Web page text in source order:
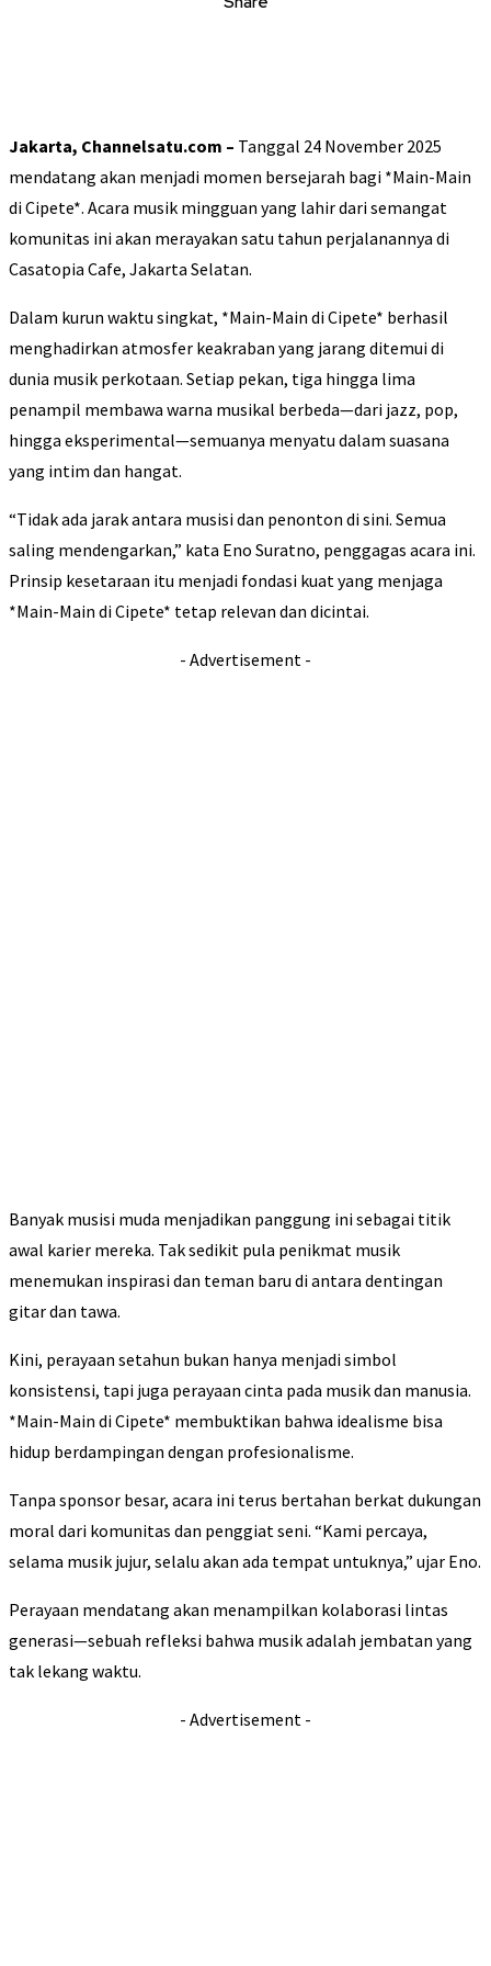
Jakarta, Channelsatu.com – Tanggal 24 November 2025
mendatang akan menjadi momen bersejarah bagi *Main-Main
di Cipete*. Acara musik mingguan yang lahir dari semangat
komunitas ini akan merayakan satu tahun perjalanannya di
Casatopia Cafe, Jakarta Selatan.
Dalam kurun waktu singkat, *Main-Main di Cipete* berhasil
menghadirkan atmosfer keakraban yang jarang ditemui di
dunia musik perkotaan. Setiap pekan, tiga hingga lima
penampil membawa warna musikal berbeda—dari jazz, pop,
hingga eksperimental—semuanya menyatu dalam suasana
yang intim dan hangat.
“Tidak ada jarak antara musisi dan penonton di sini. Semua
saling mendengarkan,” kata Eno Suratno, penggagas acara ini.
Prinsip kesetaraan itu menjadi fondasi kuat yang menjaga
*Main-Main di Cipete* tetap relevan dan dicintai.
- Advertisement -
Banyak musisi muda menjadikan panggung ini sebagai titik
awal karier mereka. Tak sedikit pula penikmat musik
menemukan inspirasi dan teman baru di antara dentingan
gitar dan tawa.
Kini, perayaan setahun bukan hanya menjadi simbol
konsistensi, tapi juga perayaan cinta pada musik dan manusia.
*Main-Main di Cipete* membuktikan bahwa idealisme bisa
hidup berdampingan dengan profesionalisme.
Tanpa sponsor besar, acara ini terus bertahan berkat dukungan
moral dari komunitas dan penggiat seni. “Kami percaya,
selama musik jujur, selalu akan ada tempat untuknya,” ujar Eno.
Perayaan mendatang akan menampilkan kolaborasi lintas
generasi—sebuah refleksi bahwa musik adalah jembatan yang
tak lekang waktu.
- Advertisement -